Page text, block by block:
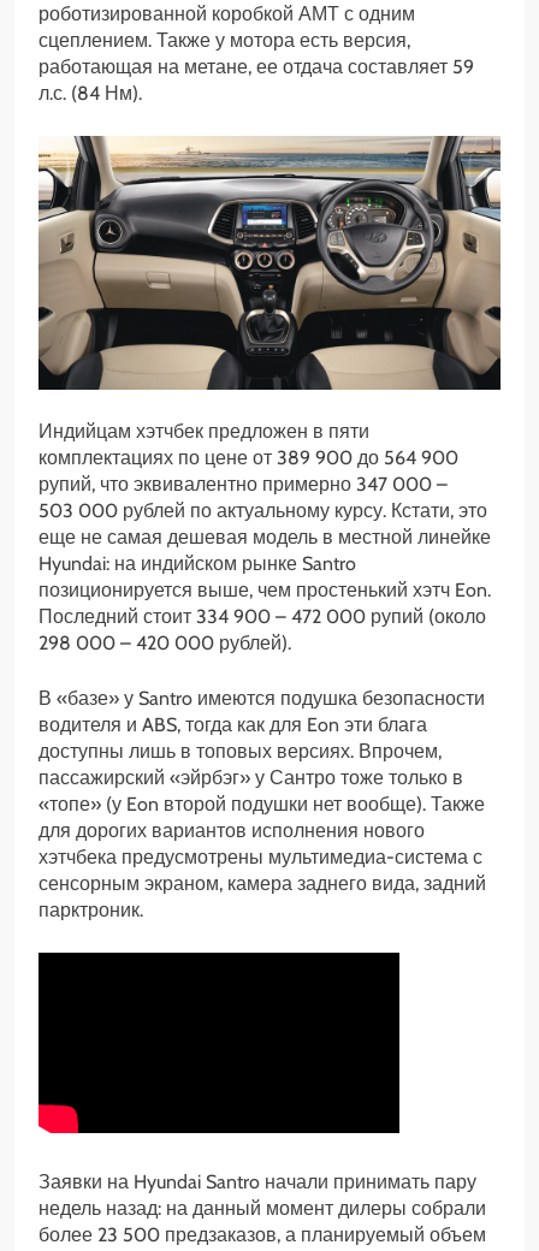
роботизированной коробкой АМТ с одним
сцеплением. Также у мотора есть версия,
работающая на метане, ее отдача составляет 59
л.с. (84 Нм).
Индийцам хэтчбек предложен в пяти
комплектациях по цене от 389 900 до 564 900
рупий, что эквивалентно примерно 347 000 –
503 000 рублей по актуальному курсу. Кстати, это
еще не самая дешевая модель в местной линейке
Hyundai: на индийском рынке Santro
позиционируется выше, чем простенький хэтч Eon.
Последний стоит 334 900 – 472 000 рупий (около
298 000 – 420 000 рублей).
В «базе» у Santro имеются подушка безопасности
водителя и ABS, тогда как для Eon эти блага
доступны лишь в топовых версиях. Впрочем,
пассажирский «эйрбэг» у Сантро тоже только в
«топе» (у Eon второй подушки нет вообще). Также
для дорогих вариантов исполнения нового
хэтчбека предусмотрены мультимедиа-система с
сенсорным экраном, камера заднего вида, задний
парктроник.
Заявки на Hyundai Santro начали принимать пару
недель назад: на данный момент дилеры собрали
более 23 500 предзаказов, а планируемый объем